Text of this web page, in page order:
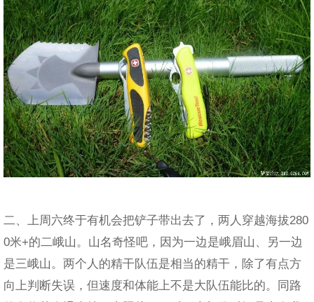
二、上周六终于有机会把铲子带出去了，两人穿越海拔280
0米+的二峨山。山名奇怪吧，因为一边是峨眉山、另一边
是三峨山。两个人的精干队伍是相当的精干，除了有点方
向上判断失误，但速度和体能上不是大队伍能比的。同路